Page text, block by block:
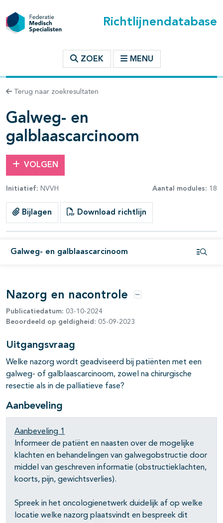
Richtlijnendatabase
ZOEK MENU
Terug naar zoekresultaten
Galweg- en
galblaascarcinoom
VOLGEN
Initiatief: NVVH Aantal modules: 18
Bijlagen Download richtlijn
Galweg- en galblaascarcinoom
binnen deze richtlijn
Nazorg en nacontrole Opties
Publicatiedatum: 03-10-2024
Beoordeeld op geldigheid: 05-09-2023
Uitgangsvraag
Welke nazorg wordt geadviseerd bij patiënten met een
galweg- of galblaascarcinoom, zowel na chirurgische
resectie als in de palliatieve fase?
Aanbeveling
Aanbeveling 1
Informeer de patiënt en naasten over de mogelijke
klachten en behandelingen van galwegobstructie door
middel van geschreven informatie (obstructieklachten,
koorts, pijn, gewichtsverlies).
Spreek in het oncologienetwerk duidelijk af op welke
locatie welke nazorg plaatsvindt en bespreek dit